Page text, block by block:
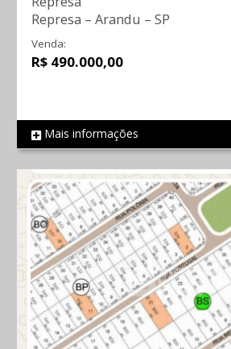
REF 1495
Represa – Arandu – SP
Venda:
R$ 490.000,00
Mais informações